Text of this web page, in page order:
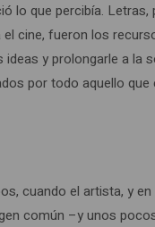
lo que percibía. Letras,
el cine, fueron los
ideas y prolongarle a la
por todo aquello que
cuando el artista, y
común –y unos